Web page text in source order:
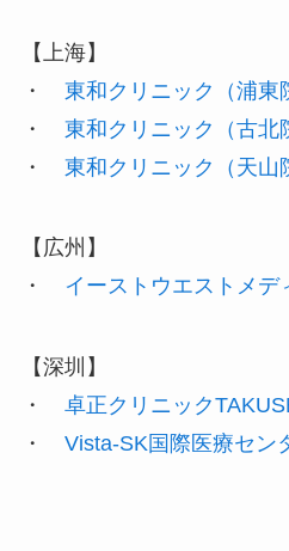
【上海】
・ 東和クリニック（浦東
・ 東和クリニック（古北
・ 東和クリニック（天山
【広州】
・
イーストウエストメデ
【深圳】
・ 卓正クリニック
・ Vista-SK国際医療セン